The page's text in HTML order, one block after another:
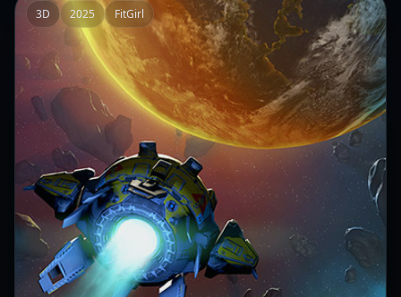
3D 2025 FitGirl